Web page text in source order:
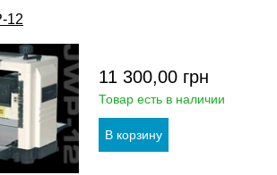
12
11 300,00 грн
Товар есть в наличии